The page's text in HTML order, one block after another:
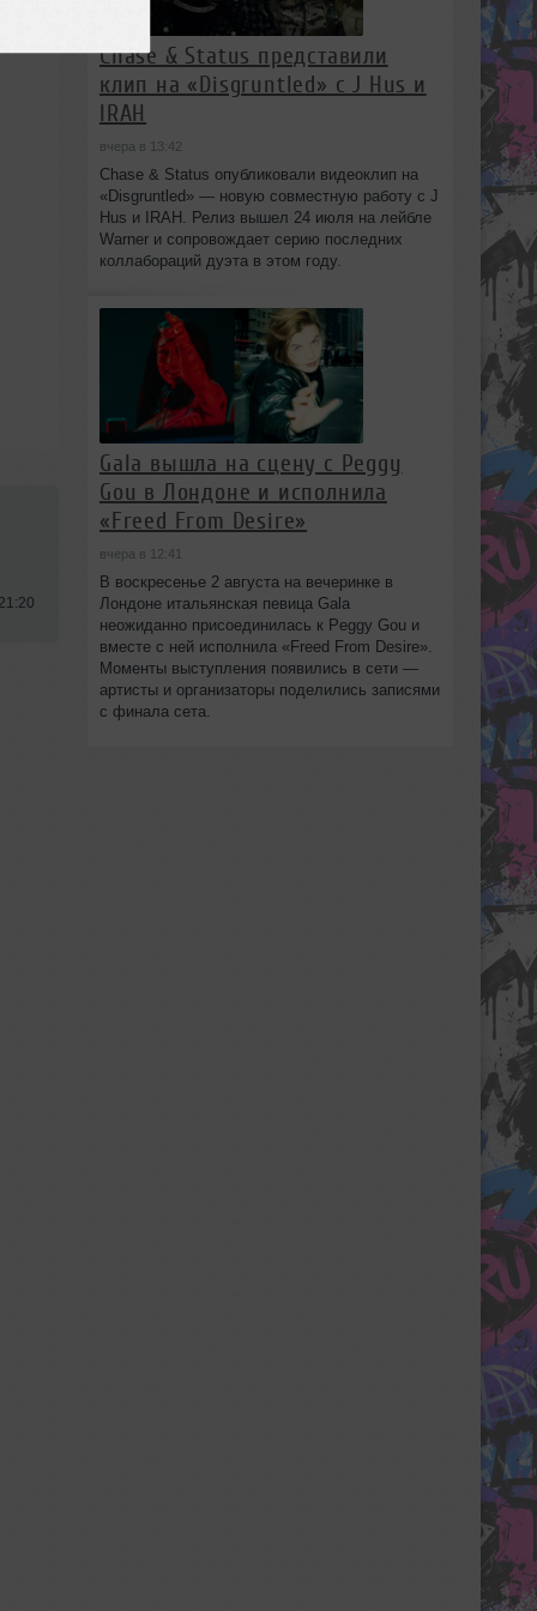
Chase & Status представили
клип на «Disgruntled» с J Hus и
IRAH
вчера в 13:42
Chase & Status опубликовали видеоклип на
«Disgruntled» — новую совместную работу с J
Hus и IRAH. Релиз вышел 24 июля на лейбле
Warner и сопровождает серию последних
коллабораций дуэта в этом году.
Gala вышла на сцену с Peggy
Gou в Лондоне и исполнила
«Freed From Desire»
вчера в 12:41
В воскресенье 2 августа на вечеринке в
Лондоне итальянская певица Gala
неожиданно присоединилась к Peggy Gou и
вместе с ней исполнила «Freed From Desire».
Моменты выступления появились в сети —
артисты и организаторы поделились записями
с финала сета.